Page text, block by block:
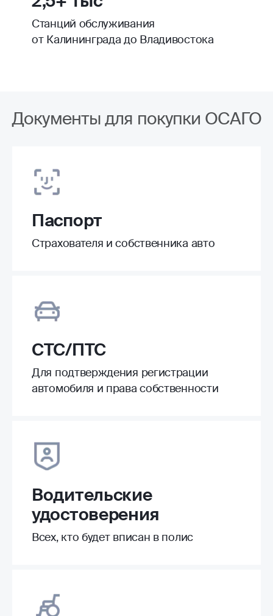
Станций обслуживания
от Калининграда до Владивостока
Документы для покупки ОСАГО
Паспорт
Страхователя и собственника авто
СТС/ПТС
Для подтверждения регистрации
автомобиля и права собственности
Водительские
удостоверения
Всех, кто будет вписан в полис